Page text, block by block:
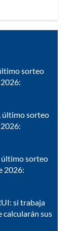
sorteo
último sorteo
último sorteo
2026:
si trabaja
calcularán sus